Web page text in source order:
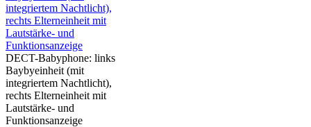
DECT-Babyphone: links
Baybyeinheit (mit
integriertem Nachtlicht),
rechts Elterneinheit mit
Lautstärke- und
Funktionsanzeige